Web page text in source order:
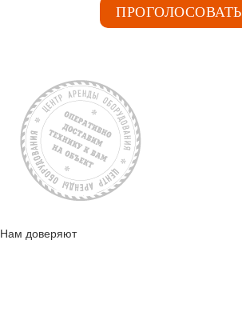
ПРОГОЛОСОВАТЬ
Нам доверяют